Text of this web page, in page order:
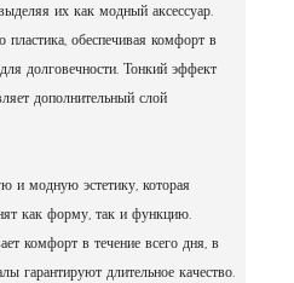
их как модный аксессуар.
обеспечивая комфорт в
долговечности. Тонкий эффект
дополнительный слой
и модную эстетику, которая
как форму, так и функцию.
комфорт в течение всего дня, в
гарантируют длительное качество.